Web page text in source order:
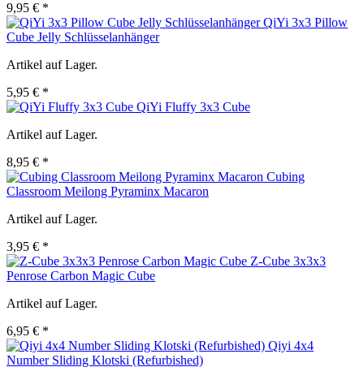
9,95 € *
QiYi 3x3 Pillow
Cube Jelly Schlüsselanhänger
Artikel auf Lager.
5,95 € *
QiYi Fluffy 3x3 Cube
Artikel auf Lager.
8,95 € *
Cubing
Classroom Meilong Pyraminx Macaron
Artikel auf Lager.
3,95 € *
Z-Cube 3x3x3
Penrose Carbon Magic Cube
Artikel auf Lager.
6,95 € *
Qiyi 4x4
Number Sliding Klotski (Refurbished)